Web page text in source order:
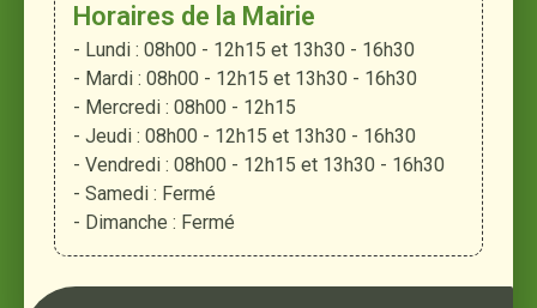
Horaires de la Mairie
- Lundi : 08h00 - 12h15 et 13h30 - 16h30
- Mardi : 08h00 - 12h15 et 13h30 - 16h30
- Mercredi : 08h00 - 12h15
- Jeudi : 08h00 - 12h15 et 13h30 - 16h30
- Vendredi : 08h00 - 12h15 et 13h30 - 16h30
- Samedi : Fermé
- Dimanche : Fermé